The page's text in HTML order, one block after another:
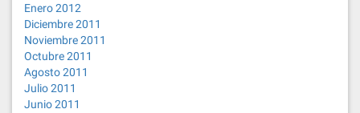
Enero 2012
Diciembre 2011
Noviembre 2011
Octubre 2011
Agosto 2011
Julio 2011
Junio 2011